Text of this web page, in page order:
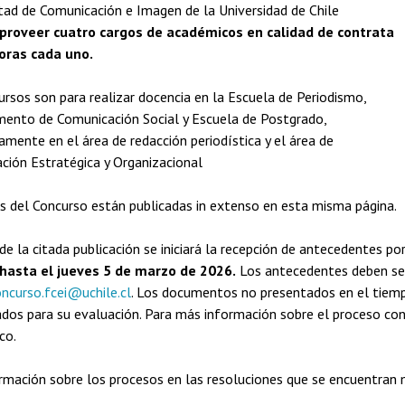
de Comunicación e Imagen de la Universidad de Chile
proveer cuatro cargos de académicos en calidad de contrata
cada uno.
son para realizar docencia en la Escuela de Periodismo,
de Comunicación Social y Escuela de Postgrado,
en el área de redacción periodística y el área de
Estratégica y Organizacional
del Concurso están publicadas in extenso en esta misma página.
la citada publicación se iniciará la recepción de antecedentes
el jueves 5 de marzo de 2026. Los antecedentes deben
. Los documentos no presentados en el
para su evaluación. Para más información sobre el proceso
sobre los procesos en las resoluciones que se encuentran